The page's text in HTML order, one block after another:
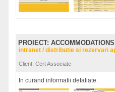
PROIECT: ACCOMMODATIONS
intranet / distributie si rezervari
Client: Cert Associate
In curand informatii detaliate.